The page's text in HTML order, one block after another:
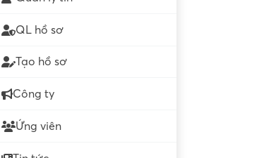
QL hồ sơ
Tạo hồ sơ
Công ty
Ứng viên